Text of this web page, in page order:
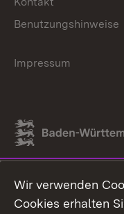
Link zum
Benutzungshinweise
Impressum
Wir verwenden
Cookies erhalten